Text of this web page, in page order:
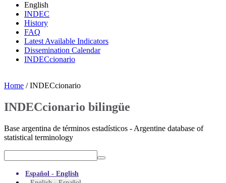
English
INDEC
History
FAQ
Latest Available Indicators
Dissemination Calendar
INDECcionario
Home / INDECcionario
INDECcionario bilingüe
Base argentina de términos estadísticos - Argentine database of
statistical terminology
Español - English